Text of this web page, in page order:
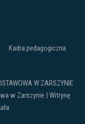
Kadra pedagogiczna
W ZARSZYNIE
w Zarszynie | Witrynę